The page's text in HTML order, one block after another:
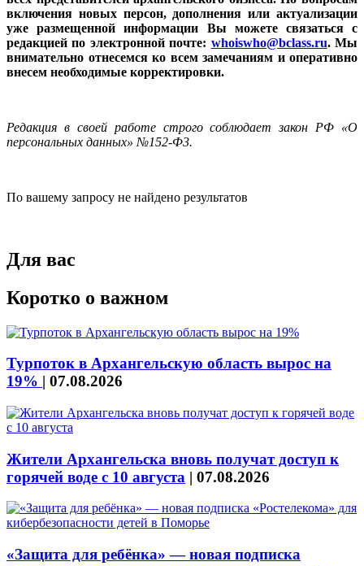
включения новых персон, дополнения или актуализации
уже размещенной информации Вы можете связаться с
редакцией по электронной почте: whoiswho@bclass.ru. Мы
внимательно отнесемся ко всем замечаниям и оперативно
внесем необходимые корректировки.
Редакция в своей работе строго соблюдает закон РФ «О
персональных данных» №152-Ф3.
По вашему запросу не найдено результатов
Для вас
Коротко о важном
Турпоток в Архангельскую область вырос на
19% | 07.08.2026
Жители Архангельска вновь получат доступ к
горячей воде с 10 августа | 07.08.2026
«Защита для ребёнка» — новая подписка